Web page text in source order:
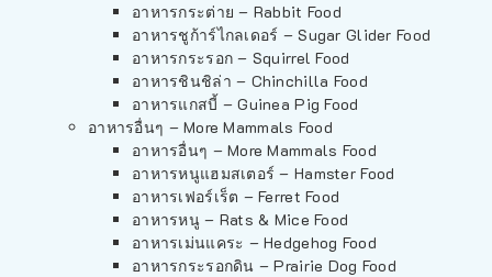
อาหารกระต่าย – Rabbit Food
อาหารชูก้าร์ไกลเดอร์ – Sugar Glider Food
อาหารกระรอก – Squirrel Food
อาหารชินชิล่า – Chinchilla Food
อาหารแกสบี้ – Guinea Pig Food
อาหารอื่นๆ – More Mammals Food
อาหารอื่นๆ – More Mammals Food
อาหารหนูแฮมสเตอร์ – Hamster Food
อาหารเฟอร์เร็ต – Ferret Food
อาหารหนู – Rats & Mice Food
อาหารเม่นแคระ – Hedgehog Food
อาหารกระรอกดิน – Prairie Dog Food